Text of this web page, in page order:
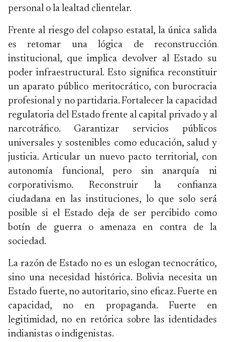
personal o la lealtad clientelar.
Frente al riesgo del colapso estatal, la única salida
es retomar una lógica de reconstrucción
institucional, que implica devolver al Estado su
poder infraestructural. Esto significa reconstituir
un aparato público meritocrático, con burocracia
profesional y no partidaria. Fortalecer la capacidad
regulatoria del Estado frente al capital privado y al
narcotráfico. Garantizar servicios públicos
universales y sostenibles como educación, salud y
justicia. Articular un nuevo pacto territorial, con
autonomía funcional, pero sin anarquía ni
corporativismo. Reconstruir la confianza
ciudadana en las instituciones, lo que solo será
posible si el Estado deja de ser percibido como
botín de guerra o amenaza en contra de la
sociedad.
La razón de Estado no es un eslogan tecnocrático,
sino una necesidad histórica. Bolivia necesita un
Estado fuerte, no autoritario, sino eficaz. Fuerte en
capacidad, no en propaganda. Fuerte en
legitimidad, no en retórica sobre las identidades
indianistas o indigenistas.